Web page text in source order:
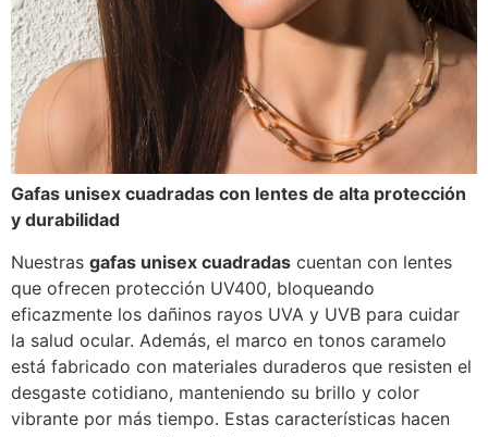
Gafas unisex cuadradas con lentes de alta protección
y durabilidad
Nuestras gafas unisex cuadradas cuentan con lentes
que ofrecen protección UV400, bloqueando
eficazmente los dañinos rayos UVA y UVB para cuidar
la salud ocular. Además, el marco en tonos caramelo
está fabricado con materiales duraderos que resisten el
desgaste cotidiano, manteniendo su brillo y color
vibrante por más tiempo. Estas características hacen